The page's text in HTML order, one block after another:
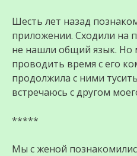
Шесть лет назад
приложении. Сходили на
не нашли общий язык. Но
проводить время с его
продолжила с ними
встречаюсь с другом
*****
Мы с женой